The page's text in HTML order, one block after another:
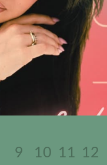
9 10 11 12